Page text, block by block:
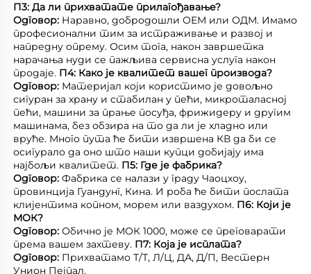
П3: Да ли прихватате прилагођавање?
Одговор: Наравно, добродошли ОЕМ или ОДМ. Имамо
професионални тим за истраживање и развој и
напредну опрему. Осим тога, након завршетка
нарачања нуди се пажљива сервисна услуга након
продаје. П4: Како је квалитет вашег производа?
Одговор: Материјал који користимо је довољно
сигуран за храну и стабилан у пећи, микроталасној
пећи, машини за прање посуђа, фрижидеру и другим
машинама, без обзира на то да ли је хладно или
вруће. Много пута ће бити извршена КВ да би се
осигурало да оно што наши купци добијају има
најбољи квалитет. П5: Где је фабрика?
Одговор: Фабрика се налази у граду Чаоцхоу,
провинција Гуандунг, Кина. И роба ће бити послата
клијентима копном, морем или ваздухом. П6: Који је
МОК?
Одговор: Обично је МОК 1000, може се преговарати
према вашем захтеву. П7: Која је исплата?
Одговор: Прихватамо Т/Т, Л/Ц, ДА, Д/П, Вестерн
Унион Пејпал.